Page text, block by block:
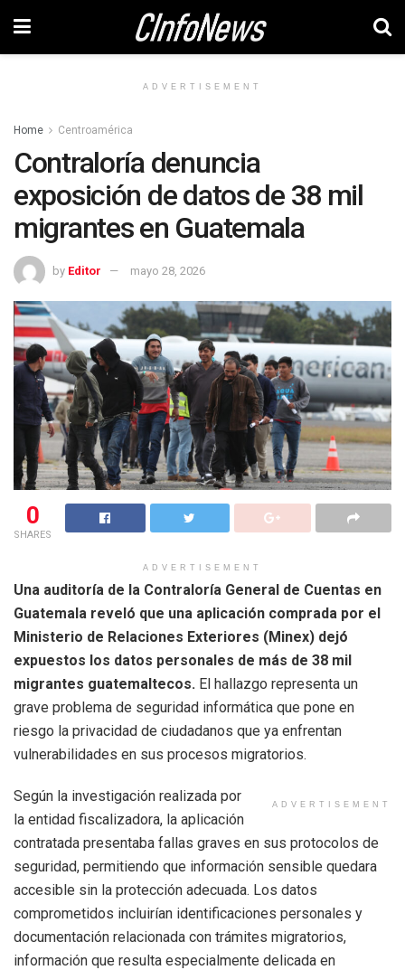
ADVERTISEMENT
Home Centroamérica
Contraloría denuncia
exposición de datos de 38 mil
migrantes en Guatemala
by Editor mayo 28, 2026
0
SHARES
ADVERTISEMENT
Una auditoría de la Contraloría General de Cuentas en
Guatemala reveló que una aplicación comprada por el
Ministerio de Relaciones Exteriores (Minex) dejó
expuestos los datos personales de más de 38 mil
migrantes guatemaltecos. El hallazgo representa un
grave problema de seguridad informática que pone en
riesgo la privacidad de ciudadanos que ya enfrentan
vulnerabilidades en sus procesos migratorios.
ADVERTISEMENT
Según la investigación realizada por
la entidad fiscalizadora, la aplicación
contratada presentaba fallas graves en sus protocolos de
seguridad, permitiendo que información sensible quedara
accesible sin la protección adecuada. Los datos
comprometidos incluirían identificaciones personales y
documentación relacionada con trámites migratorios,
información que resulta especialmente delicada en